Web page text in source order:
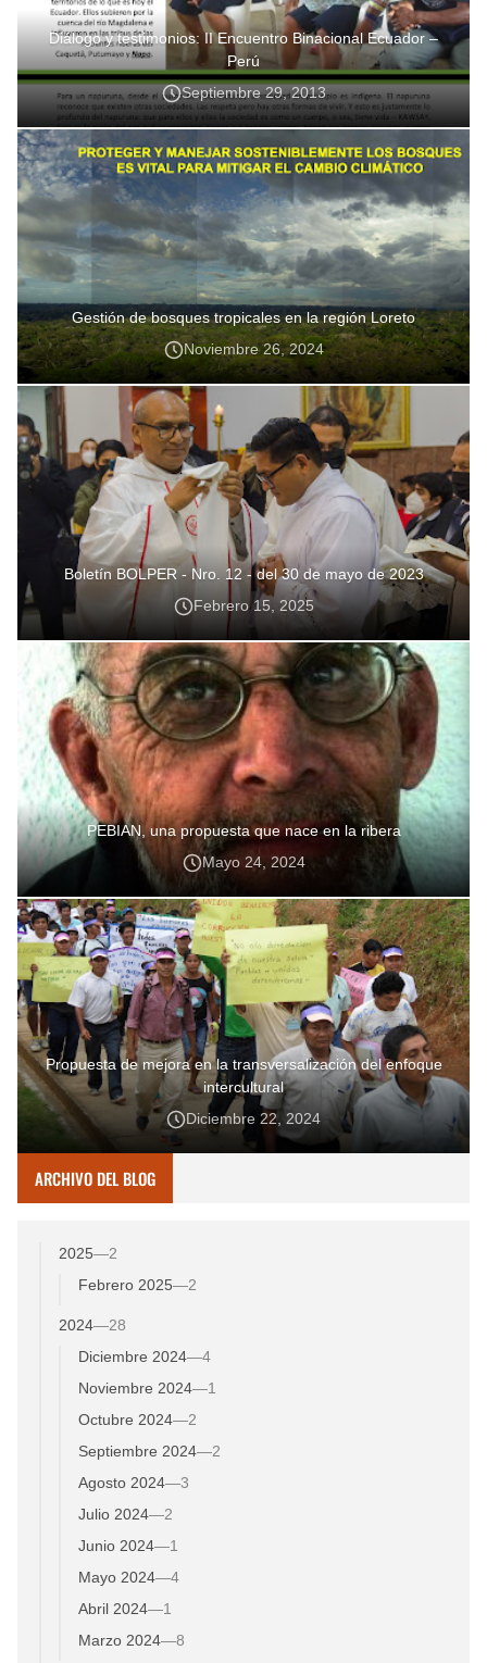
Diálogo y testimonios: II Encuentro Binacional Ecuador –
Perú
Septiembre 29, 2013
Gestión de bosques tropicales en la región Loreto
Noviembre 26, 2024
Boletín BOLPER - Nro. 12 - del 30 de mayo de 2023
Febrero 15, 2025
PEBIAN, una propuesta que nace en la ribera
Mayo 24, 2024
Propuesta de mejora en la transversalización del enfoque
intercultural
Diciembre 22, 2024
ARCHIVO DEL BLOG
2025—2
Febrero 2025—2
2024—28
Diciembre 2024—4
Noviembre 2024—1
Octubre 2024—2
Septiembre 2024—2
Agosto 2024—3
Julio 2024—2
Junio 2024—1
Mayo 2024—4
Abril 2024—1
Marzo 2024—8